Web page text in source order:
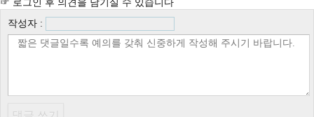
☞ 로그인 후 의견을 남기실 수 있습니다
작성자 :